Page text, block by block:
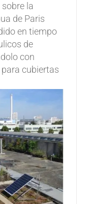
la
de Paris
en tiempo
de
con
cubiertas